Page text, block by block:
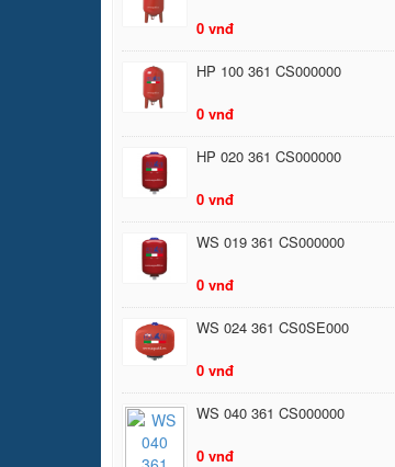
0 vnđ
HP 100 361 CS000000
0 vnđ
HP 020 361 CS000000
0 vnđ
WS 019 361 CS000000
0 vnđ
WS 024 361 CS0SE000
0 vnđ
WS 040 361 CS000000
0 vnđ